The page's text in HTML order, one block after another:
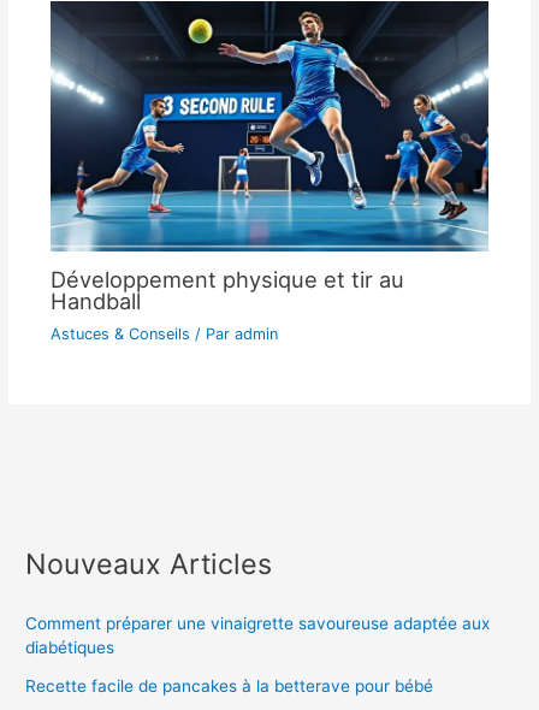
Développement physique et tir au
Handball
Astuces & Conseils / Par admin
Nouveaux Articles
Comment préparer une vinaigrette savoureuse adaptée aux
diabétiques
Recette facile de pancakes à la betterave pour bébé